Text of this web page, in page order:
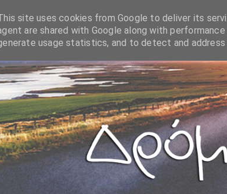
site uses cookies from Google to deliver its
are shared with Google along with
usage statistics, and to detect and address